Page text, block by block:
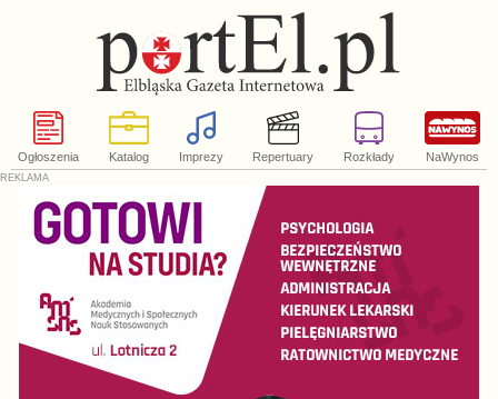
Ogłoszenia Katalog Imprezy Repertuary Rozkłady NaWynos